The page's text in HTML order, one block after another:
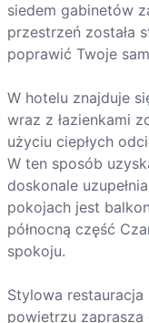
siedem gabinetów
przestrzeń została
poprawić Twoje
W hotelu znajduje
wraz z łazienkami
użyciu ciepłych
W ten sposób
doskonale
pokojach jest
północną część
spokoju.
Stylowa
powietrzu